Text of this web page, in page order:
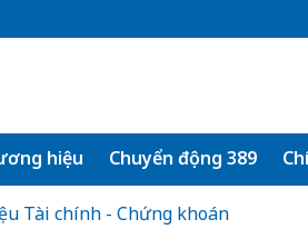
hiệu Chuyển động 389
Tài chính - Chứng khoán